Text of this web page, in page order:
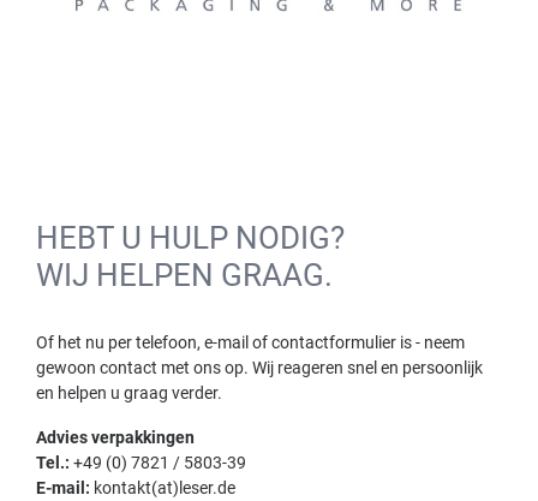
HEBT U HULP NODIG?
WIJ HELPEN GRAAG.
Of het nu per telefoon, e-mail of contactformulier is - neem
gewoon contact met ons op. Wij reageren snel en persoonlijk
en helpen u graag verder.
Advies verpakkingen
Tel.: +49 (0) 7821 / 5803-39
E-mail: kontakt(at)leser.de